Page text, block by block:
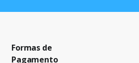
Formas de
Pagamento